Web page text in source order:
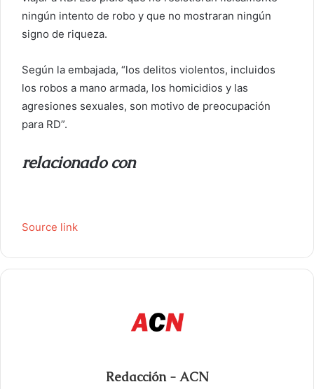
ningún intento de robo y que no mostraran ningún
signo de riqueza.
Según la embajada, “los delitos violentos, incluidos
los robos a mano armada, los homicidios y las
agresiones sexuales, son motivo de preocupación
para RD”.
relacionado con
Source link
Redacción - ACN